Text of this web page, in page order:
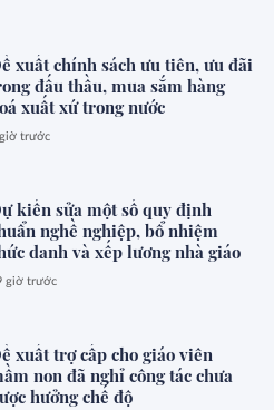
xuất chính sách ưu tiên, ưu đãi
đấu thầu, mua sắm hàng
xuất xứ trong nước
trước
kiến sửa một số quy định
nghề nghiệp, bổ nhiệm
danh và xếp lương nhà giáo
giờ trước
xuất trợ cấp cho giáo viên
non đã nghỉ công tác chưa
hưởng chế độ